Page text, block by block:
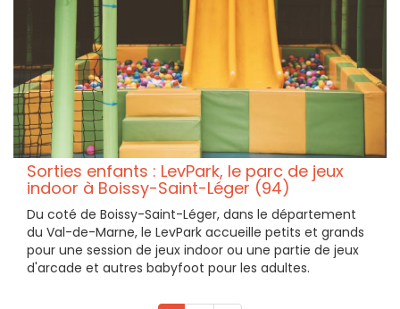
Sorties enfants : LevPark, le parc de jeux
indoor à Boissy-Saint-Léger (94)
Du coté de Boissy-Saint-Léger, dans le département
du Val-de-Marne, le LevPark accueille petits et grands
pour une session de jeux indoor ou une partie de jeux
d'arcade et autres babyfoot pour les adultes.